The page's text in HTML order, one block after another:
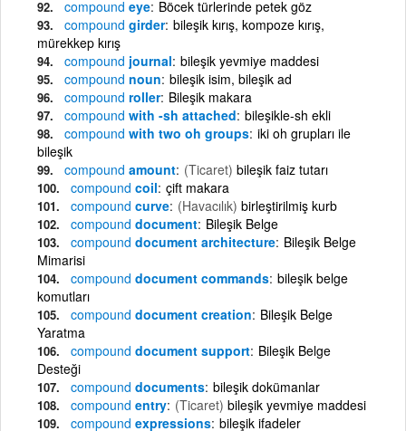
compound eye Böcek türlerinde petek göz
compound girder bileşik kırış, kompoze kırış,
mürekkep kırış
compound journal bileşik yevmiye maddesi
compound noun bileşik isim, bileşik ad
compound roller Bileşik makara
compound with -sh attached bileşikle-sh ekli
compound with two oh groups iki oh grupları ile
bileşik
compound amount (Ticaret) bileşik faiz tutarı
compound coil çift makara
compound curve (Havacılık) birleştirilmiş kurb
compound document Bileşik Belge
compound document architecture Bileşik Belge
Mimarisi
compound document commands bileşik belge
komutları
compound document creation Bileşik Belge
Yaratma
compound document support Bileşik Belge
Desteği
compound documents bileşik dokümanlar
compound entry (Ticaret) bileşik yevmiye maddesi
compound expressions bileşik ifadeler